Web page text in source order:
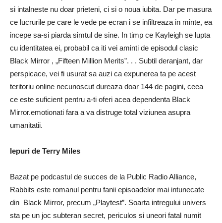
si intalneste nu doar prieteni, ci si o noua iubita. Dar pe masura
ce lucrurile pe care le vede pe ecran i se infiltreaza in minte, ea
incepe sa-si piarda simtul de sine. In timp ce Kayleigh se lupta
cu identitatea ei, probabil ca iti vei aminti de episodul clasic
Black Mirror , „Fifteen Million Merits”. . . Subtil deranjant, dar
perspicace, vei fi usurat sa auzi ca expunerea ta pe acest
teritoriu online necunoscut dureaza doar 144 de pagini, ceea
ce este suficient pentru a-ti oferi acea dependenta Black
Mirror.emotionati fara a va distruge total viziunea asupra
umanitatii.
Iepuri de Terry Miles
Bazat pe podcastul de succes de la Public Radio Alliance,
Rabbits este romanul pentru fanii episoadelor mai intunecate
din Black Mirror, precum „Playtest”. Soarta intregului univers
sta pe un joc subteran secret, periculos si uneori fatal numit